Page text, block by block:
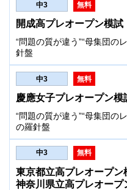
中3 無料
開成高プレオープン模試
“問題の質が違う”“母集団の
針盤
中3 無料
慶應女子プレオープン模
“問題の質が違う”“母集団の
の羅針盤
中3 無料
東京都立高プレオープン
神奈川県立高プレオープ